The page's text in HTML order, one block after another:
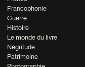
Francophonie
Guerre
Histoire
Le monde du livre
Négritude
Patrimoine